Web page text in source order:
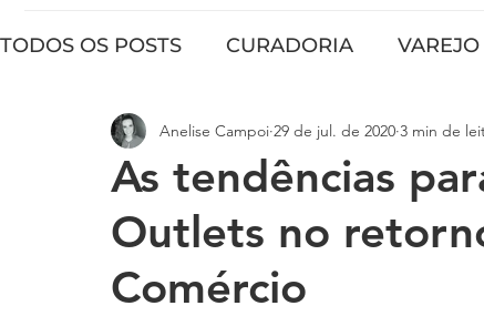
TODOS OS POSTS CURADORIA VAREJO
As tendências
Outlets no
Comércio
Anelise Campoi 29 de jul. de 2020 3 min de